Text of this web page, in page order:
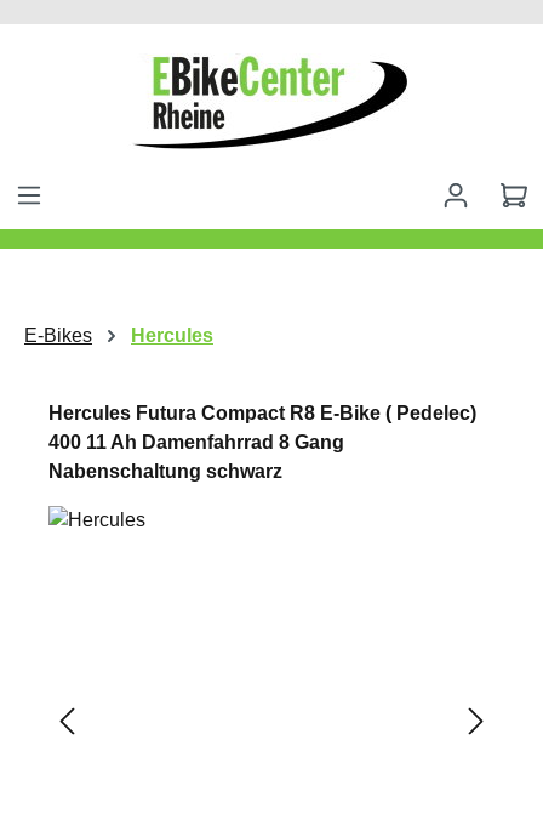
springen
E-Bikes Hercules
Hercules Futura Compact R8 E-Bike ( Pedelec)
400 11 Ah Damenfahrrad 8 Gang
Nabenschaltung schwarz